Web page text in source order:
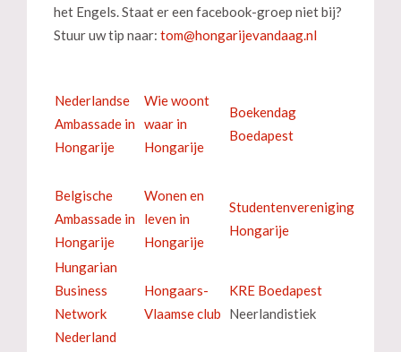
het Engels. Staat er een facebook-groep niet bij?
Stuur uw tip naar:
Nederlandse
Ambassade in
Hongarije
Wie woont
waar in
Hongarije
Boekendag
Boedapest
Belgische
Ambassade in
Hongarije
Wonen en
leven in
Hongarije
Studentenvereniging
Hongarije
Hungarian
Business
Network
Nederland
Hongaars-
Vlaamse club
KRE Boedapest
Neerlandistiek